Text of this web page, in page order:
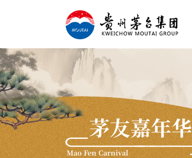
茅友嘉年华
Mao Fen Carnival